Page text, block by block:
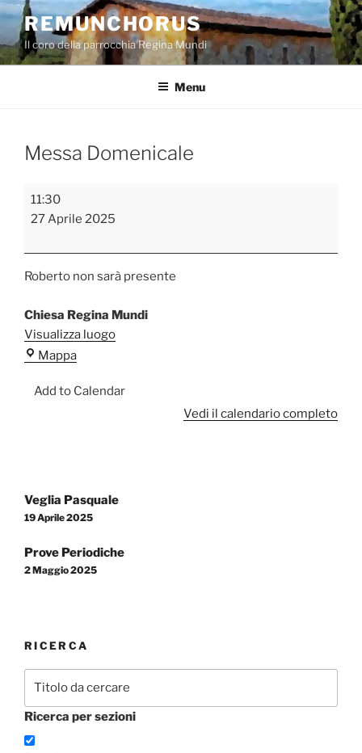
Salta
contenuto
REMUNCHORUS
Il coro della parrocchia Regina Mundi
Menu
Messa Domenicale
Messa
Domenicale
11:30
27 Aprile 2025
Roberto non sarà presente
Chiesa Regina Mundi
Visualizza luogo
MappaChiesa
Mundi
Add to Calendar
Vedi il calendario completo
articoli
Veglia Pasquale
19 Aprile 2025
Prove Periodiche
2 Maggio 2025
RICERCA
Ricerca per sezioni